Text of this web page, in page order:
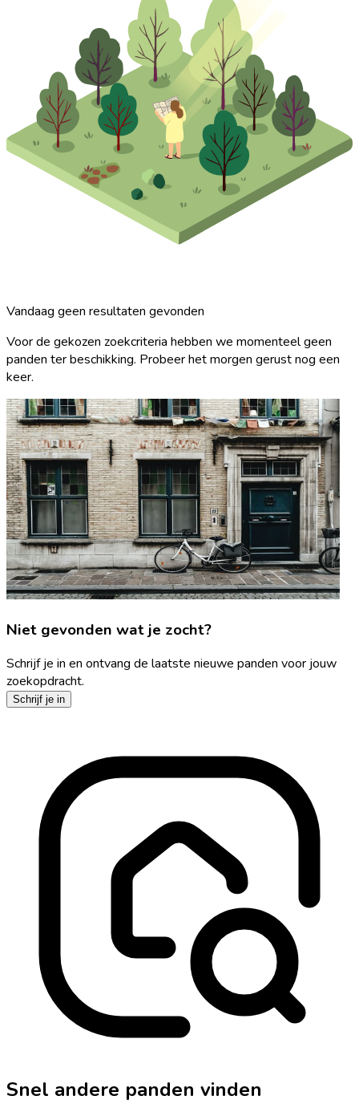
Vandaag geen resultaten gevonden
Voor de gekozen zoekcriteria hebben we momenteel geen
panden ter beschikking. Probeer het morgen gerust nog een
keer.
Niet gevonden wat je zocht?
Schrijf je in en ontvang de laatste nieuwe panden voor jouw
zoekopdracht.
Schrijf je in
Snel andere panden vinden